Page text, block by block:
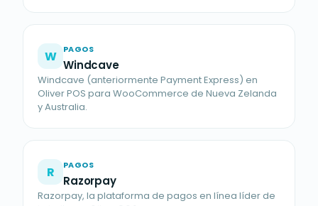
W PAGOS
Windcave
Windcave (anteriormente Payment Express) en
Oliver POS para WooCommerce de Nueva Zelanda
y Australia.
R PAGOS
Razorpay
Razorpay, la plataforma de pagos en línea líder de